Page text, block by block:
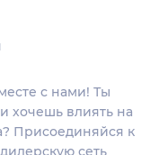
с нами! Ты
хочешь влиять на
Присоединяйся к
сеть